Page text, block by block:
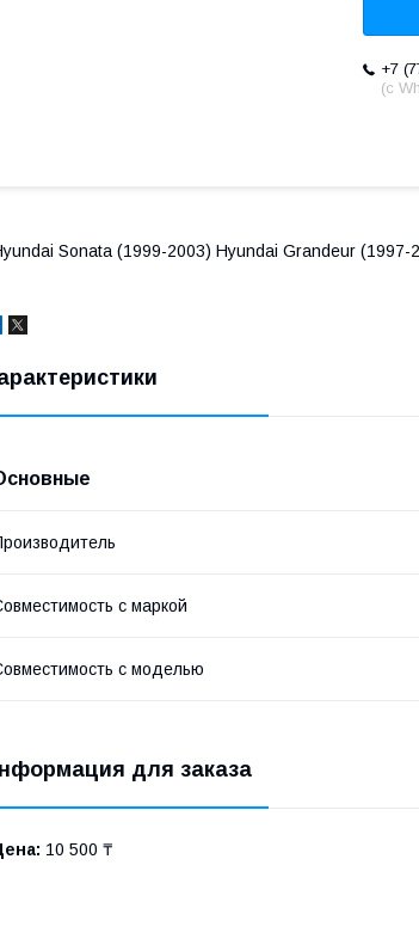
+7
(с
Sonata (1999-2003) Hyundai Grandeur
с маркой
с моделью
для заказа
10 500 ₸